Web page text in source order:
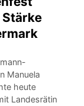
Manuela
heute
Landesrätin